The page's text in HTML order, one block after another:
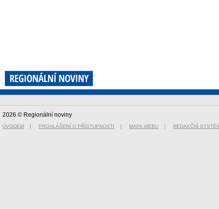
2026 © Regionální noviny
ÚVODEM | PROHLÁŠENÍ O PŘÍSTUPNOSTI | MAPA WEBU | REDAKČNÍ